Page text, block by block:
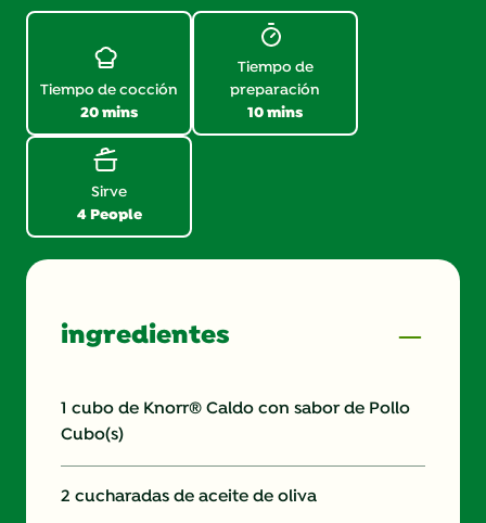
20 mins
Tiempo de cocción
10 mins
Tiempo de
preparación
4 People
Sirve
ingredientes
1 cubo de Knorr® Caldo con sabor de Pollo
Cubo(s)
2 cucharadas de aceite de oliva